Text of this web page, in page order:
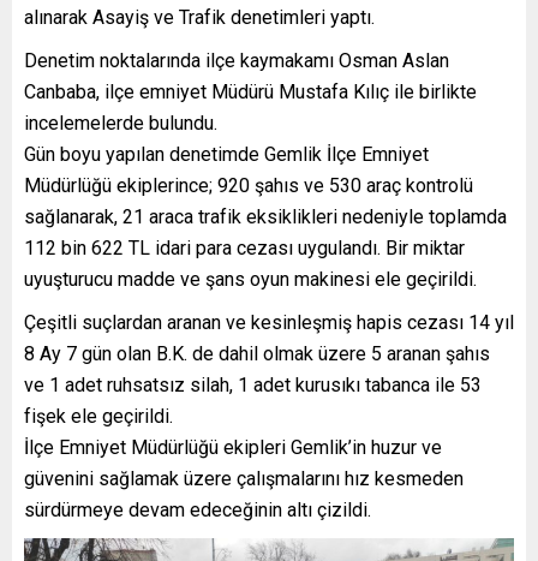
alınarak Asayiş ve Trafik denetimleri yaptı.
Denetim noktalarında ilçe kaymakamı Osman Aslan
Canbaba, ilçe emniyet Müdürü Mustafa Kılıç ile birlikte
incelemelerde bulundu.
Gün boyu yapılan denetimde Gemlik İlçe Emniyet
Müdürlüğü ekiplerince; 920 şahıs ve 530 araç kontrolü
sağlanarak, 21 araca trafik eksiklikleri nedeniyle toplamda
112 bin 622 TL idari para cezası uygulandı. Bir miktar
uyuşturucu madde ve şans oyun makinesi ele geçirildi.
Çeşitli suçlardan aranan ve kesinleşmiş hapis cezası 14 yıl
8 Ay 7 gün olan B.K. de dahil olmak üzere 5 aranan şahıs
ve 1 adet ruhsatsız silah, 1 adet kurusıkı tabanca ile 53
fişek ele geçirildi.
İlçe Emniyet Müdürlüğü ekipleri Gemlik’in huzur ve
güvenini sağlamak üzere çalışmalarını hız kesmeden
sürdürmeye devam edeceğinin altı çizildi.